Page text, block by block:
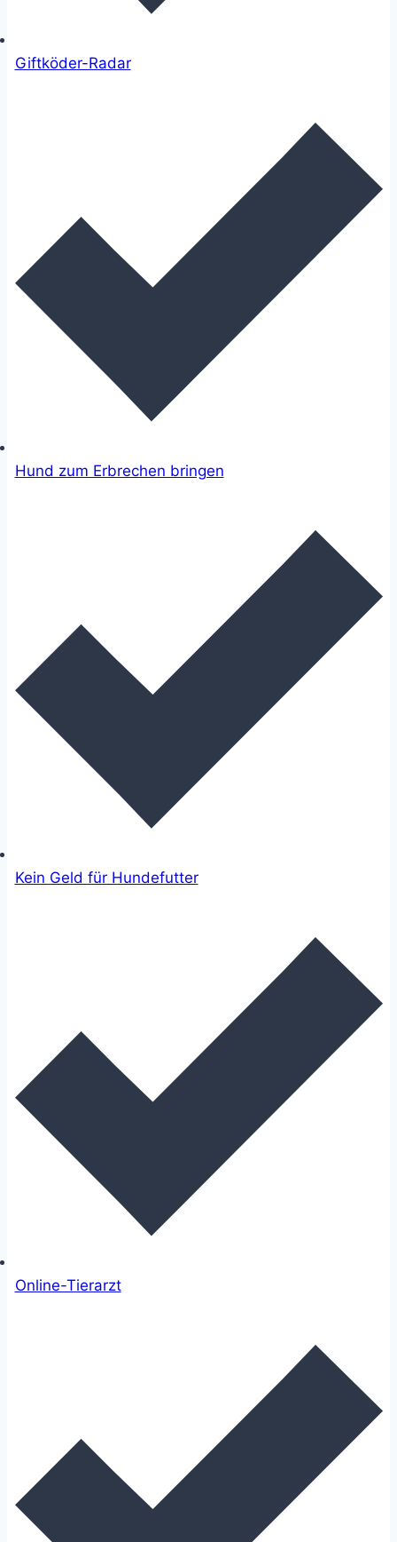
Giftköder-Radar
Hund zum Erbrechen bringen
Kein Geld für Hundefutter
Online-Tierarzt